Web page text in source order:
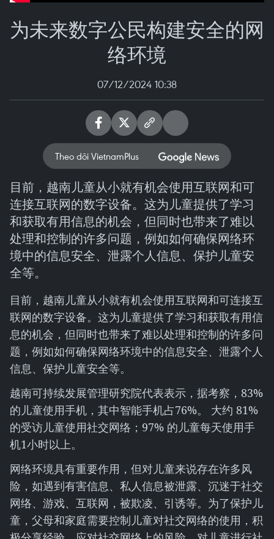
为未来数字公民构建安全的网
络环境
07/12/2024 10:38
Theo dõi VietnamPlus
目前，越南儿童从小就有机会使用互联网和可
连接互联网的数字设备。这为儿童提供了学习
和获取有用信息的机会，但同时也带来了难以
处理和控制的许多问题，例如如何确保网络环
境中的信息安全、泄露个人信息、保护儿童安
全等。
目前，越南儿童从小就有机会使用互联网和可连接互
联网的数字设备。这为儿童提供了学习和获取有用信
息的机会，但同时也带来了难以处理和控制的许多问
题，例如如何确保网络环境中的信息安全、泄露个人
信息、保护儿童安全等。
越南可持续发展管理研究院代表表示，据考察，83%
的儿童使用手机，其中智能手机占76%。 大约 81%
的受访儿童使用社交网络；97% 的儿童每天使用手
机1小时以上。
网络环境具有重要作用，但对儿童来说存在许多风
险，如遇到有害信息、私人信息被泄露、沉迷于社交
网络、游戏、互联网，被欺凌、引诱等。为了保护儿
童，父母和家庭需要控制儿童对社交网络的使用，积